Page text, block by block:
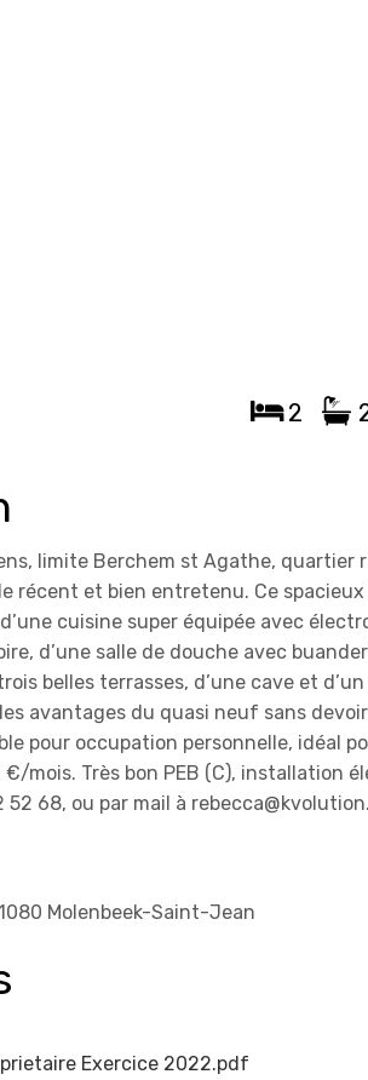
2
limite Berchem st Agathe,
récent et bien entretenu. Ce
cuisine super équipée avec
d’une salle de douche avec
belles terrasses, d’une cave et
avantages du quasi neuf sans
pour occupation personnelle, idéal
mois. Très bon PEB (C), installation
52 68, ou par mail à
Molenbeek-Saint-Jean
Exercice 2022.pdf